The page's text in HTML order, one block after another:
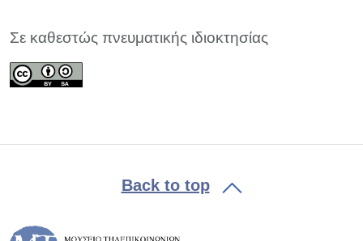
Σε καθεστώς πνευματικής ιδιοκτησίας
Back to top